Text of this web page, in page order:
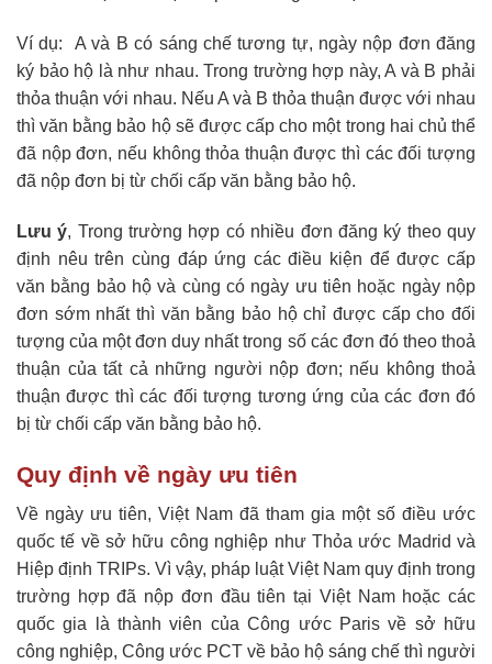
Ví dụ: A và B có sáng chế tương tự, ngày nộp đơn đăng
ký bảo hộ là như nhau. Trong trường hợp này, A và B phải
thỏa thuận với nhau. Nếu A và B thỏa thuận được với nhau
thì văn bằng bảo hộ sẽ được cấp cho một trong hai chủ thể
đã nộp đơn, nếu không thỏa thuận được thì các đối tượng
đã nộp đơn bị từ chối cấp văn bằng bảo hộ.
Lưu ý, Trong trường hợp có nhiều đơn đăng ký theo quy
định nêu trên cùng đáp ứng các điều kiện để được cấp
văn bằng bảo hộ và cùng có ngày ưu tiên hoặc ngày nộp
đơn sớm nhất thì văn bằng bảo hộ chỉ được cấp cho đối
tượng của một đơn duy nhất trong số các đơn đó theo thoả
thuận của tất cả những người nộp đơn; nếu không thoả
thuận được thì các đối tượng tương ứng của các đơn đó
bị từ chối cấp văn bằng bảo hộ.
Quy định về ngày ưu tiên
Về ngày ưu tiên, Việt Nam đã tham gia một số điều ước
quốc tế về sở hữu công nghiệp như Thỏa ước Madrid và
Hiệp định TRIPs. Vì vậy, pháp luật Việt Nam quy định trong
trường hợp đã nộp đơn đầu tiên tại Việt Nam hoặc các
quốc gia là thành viên của Công ước Paris về sở hữu
công nghiệp, Công ước PCT về bảo hộ sáng chế thì người